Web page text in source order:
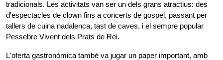
tradicionals. Les activitats van ser un dels grans atractius: des
d'espectacles de clown fins a concerts de gospel, passant per
tallers de cuina nadalenca, tast de caves, i el sempre popular
Pessebre Vivent dels Prats de Rei.
L'oferta gastronòmica també va jugar un paper important, amb